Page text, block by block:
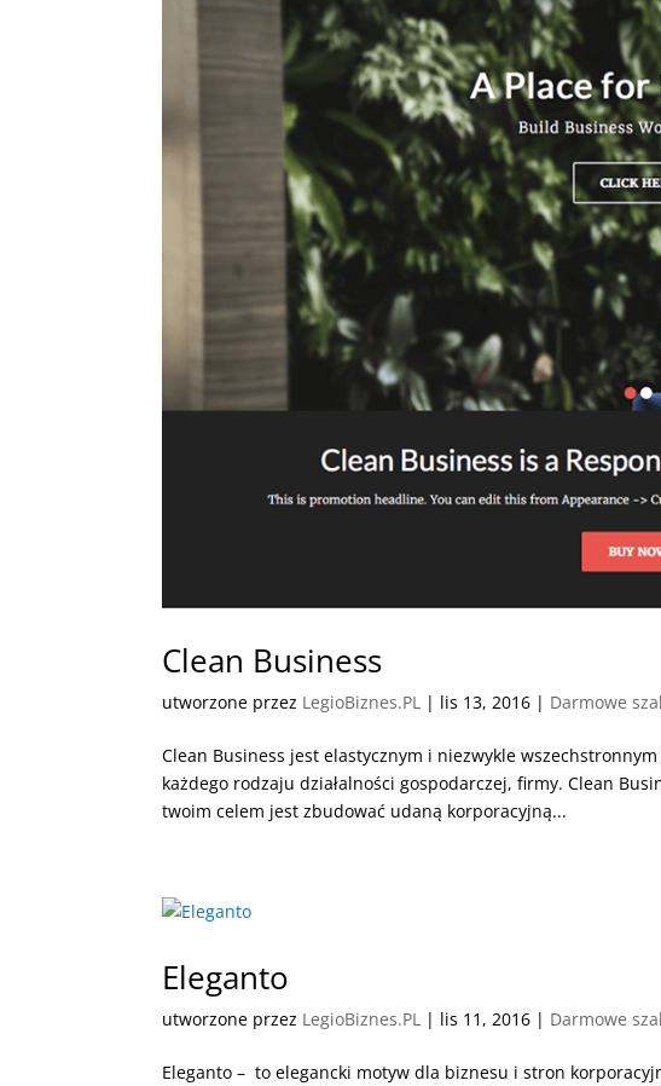
Clean Business
utworzone przez LegioBiznes.PL | lis 13, 2016 | Darmowe
Clean Business jest elastycznym i niezwykle
każdego rodzaju działalności gospodarczej, firmy. Clean
twoim celem jest zbudować udaną korporacyjną...
Eleganto
utworzone przez LegioBiznes.PL | lis 11, 2016 | Darmowe
Eleganto – to elegancki motyw dla biznesu i stron